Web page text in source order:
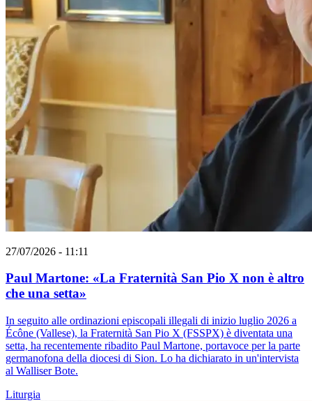
27/07/2026 - 11:11
Paul Martone: «La Fraternità San Pio X non è altro
che una setta»
In seguito alle ordinazioni episcopali illegali di inizio luglio 2026 a
Écône (Vallese), la Fraternità San Pio X (FSSPX) è diventata una
setta, ha recentemente ribadito Paul Martone, portavoce per la parte
germanofona della diocesi di Sion. Lo ha dichiarato in un'intervista
al Walliser Bote.
Liturgia